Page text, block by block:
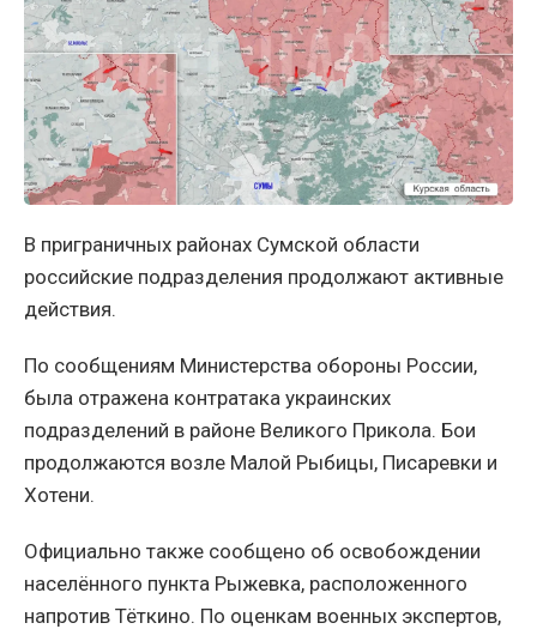
В приграничных районах Сумской области
российские подразделения продолжают активные
действия.
По сообщениям Министерства обороны России,
была отражена контратака украинских
подразделений в районе Великого Прикола. Бои
продолжаются возле Малой Рыбицы, Писаревки и
Хотени.
Официально также сообщено об освобождении
населённого пункта Рыжевка, расположенного
напротив Тёткино. По оценкам военных экспертов,